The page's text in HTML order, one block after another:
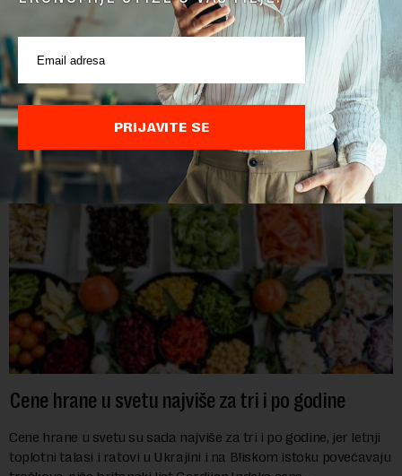
POVEZANI SADRŽAJI
Cene hrane u svetu najviše za tri i po godine
Cene hrane u svetu su sada najviše za tri i po godine, jer letnji
toplotni talasi i ratovi u Ukrajini i na Bliskom istoku povećavaju
PRIJAVITE SE